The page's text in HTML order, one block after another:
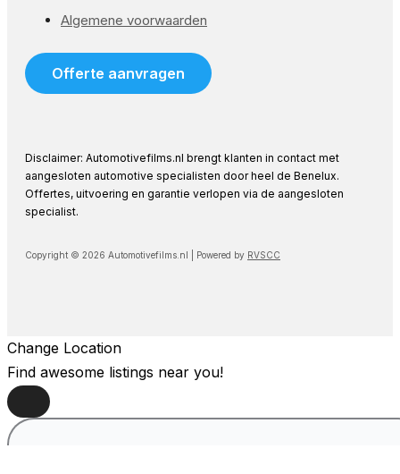
Algemene voorwaarden
Offerte aanvragen
Disclaimer: Automotivefilms.nl brengt klanten in contact met
aangesloten automotive specialisten door heel de Benelux.
Offertes, uitvoering en garantie verlopen via de aangesloten
specialist.
Copyright © 2026 Automotivefilms.nl | Powered by RVSCC
Change Location
Find awesome listings near you!
Change Location